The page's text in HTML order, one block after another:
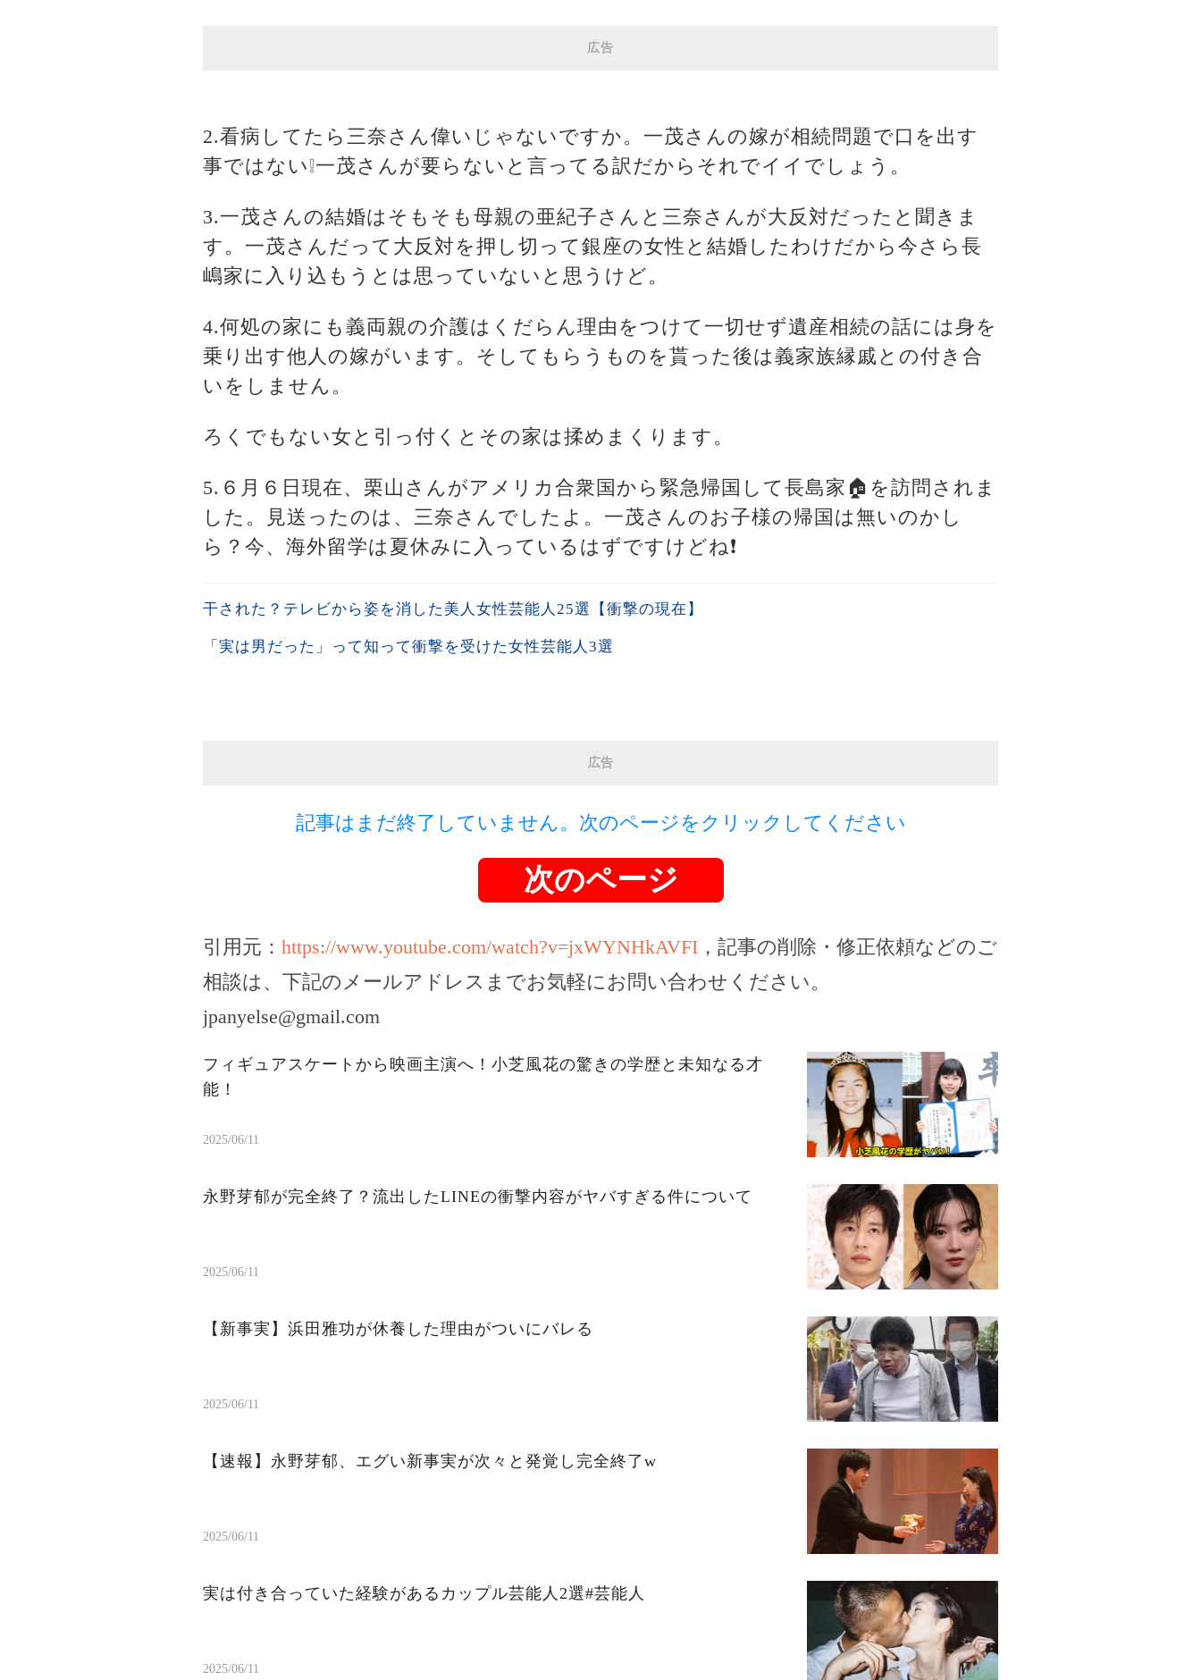
広告
2.看病してたら三奈さん偉いじゃないですか。一茂さんの嫁が相続問題で口を出す
事ではない❕一茂さんが要らないと言ってる訳だからそれでイイでしょう。
3.一茂さんの結婚はそもそも母親の亜紀子さんと三奈さんが大反対だったと聞きま
す。一茂さんだって大反対を押し切って銀座の女性と結婚したわけだから今さら長
嶋家に入り込もうとは思っていないと思うけど。
4.何処の家にも義両親の介護はくだらん理由をつけて一切せず遺産相続の話には身を
乗り出す他人の嫁がいます。そしてもらうものを貰った後は義家族縁戚との付き合
いをしません。
ろくでもない女と引っ付くとその家は揉めまくります。
5.６月６日現在、栗山さんがアメリカ合衆国から緊急帰国して長島家🏠を訪問されま
した。見送ったのは、三奈さんでしたよ。一茂さんのお子様の帰国は無いのかし
ら？今、海外留学は夏休みに入っているはずですけどね❗
干された？テレビから姿を消した美人女性芸能人25選【衝撃の現在】
「実は男だった」って知って衝撃を受けた女性芸能人3選
広告
記事はまだ終了していません。次のページをクリックしてください
次のページ
引用元： https://www.youtube.com/watch?v=jxWYNHkAVFI ，記事の削除・修正依頼などのご
相談は、下記のメールアドレスまでお気軽にお問い合わせください。
jpanyelse@gmail.com
フィギュアスケートから映画主演へ！小芝風花の驚きの学歴と未知なる才
能！
2025/06/11
永野芽郁が完全終了？流出したLINEの衝撃内容がヤバすぎる件について
2025/06/11
【新事実】浜田雅功が休養した理由がついにバレる
2025/06/11
【速報】永野芽郁、エグい新事実が次々と発覚し完全終了w
2025/06/11
実は付き合っていた経験があるカップル芸能人2選#芸能人
2025/06/11